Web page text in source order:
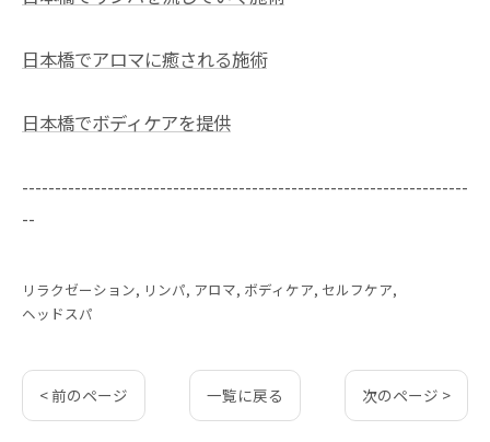
日本橋でアロマに癒される施術
日本橋でボディケアを提供
--------------------------------------------------------------------
--
リラクゼーション リンパ アロマ ボディケア セルフケア
ヘッドスパ
< 前のページ 一覧に戻る 次のページ >